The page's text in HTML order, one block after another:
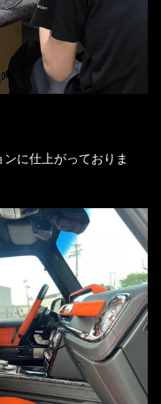
に仕上がっておりま